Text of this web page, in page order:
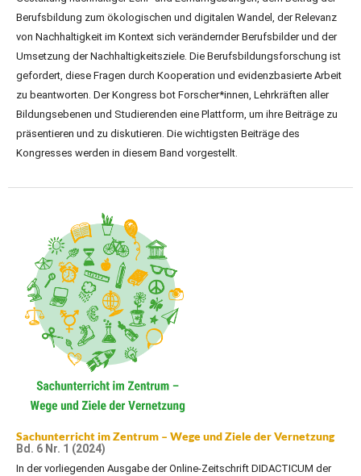
Berufsbildung zum ökologischen und digitalen Wandel, der Relevanz
von Nachhaltigkeit im Kontext sich verändernder Berufsbilder und der
Umsetzung der Nachhaltigkeitsziele. Die Berufsbildungsforschung ist
gefordert, diese Fragen durch Kooperation und evidenzbasierte Arbeit
zu beantworten. Der Kongress bot Forscher*innen, Lehrkräften aller
Bildungsebenen und Studierenden eine Plattform, um ihre Beiträge zu
präsentieren und zu diskutieren. Die wichtigsten Beiträge des
Kongresses werden in diesem Band vorgestellt.
Sachunterricht im Zentrum – Wege und Ziele der Vernetzung
Bd. 6 Nr. 1 (2024)
In der vorliegenden Ausgabe der Online-Zeitschrift DIDACTICUM der